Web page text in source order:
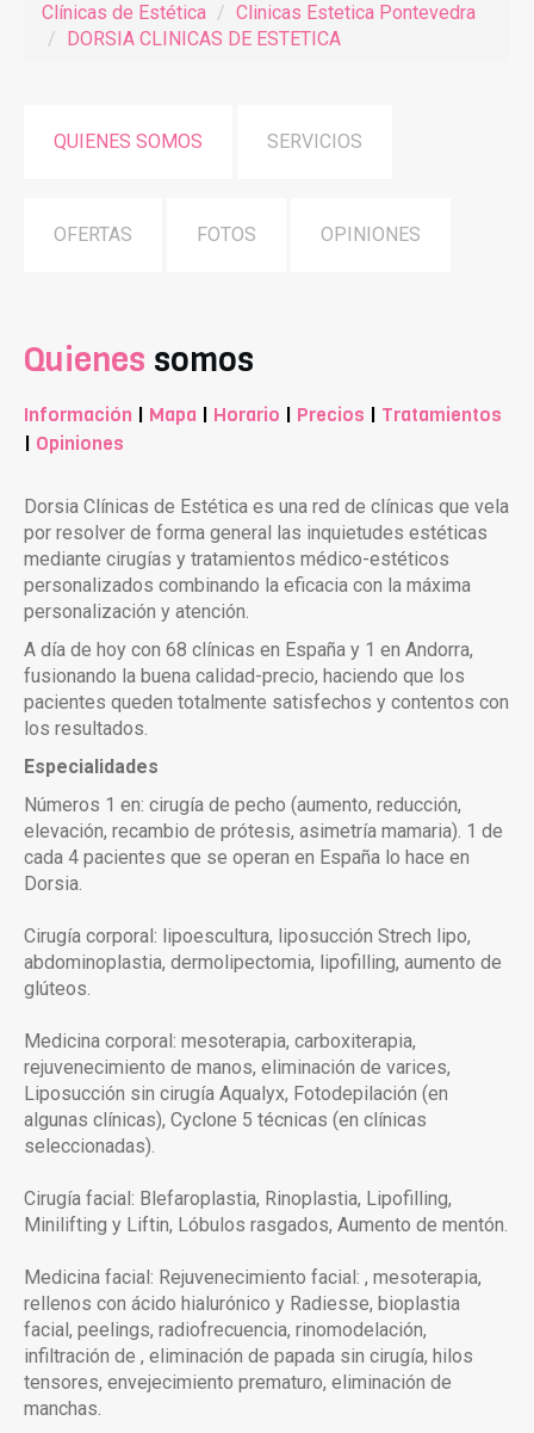
Clínicas de Estética
Clinicas Estetica Pontevedra
DORSIA CLINICAS DE ESTETICA
QUIENES SOMOS SERVICIOS
OFERTAS FOTOS OPINIONES
Quienes somos
Información | Mapa | Horario | Precios | Tratamientos
| Opiniones
Dorsia Clínicas de Estética es una red de clínicas que vela
por resolver de forma general las inquietudes estéticas
mediante cirugías y tratamientos médico-estéticos
personalizados combinando la eficacia con la máxima
personalización y atención.
A día de hoy con 68 clínicas en España y 1 en Andorra,
fusionando la buena calidad-precio, haciendo que los
pacientes queden totalmente satisfechos y contentos con
los resultados.
Especialidades
Números 1 en: cirugía de pecho (aumento, reducción,
elevación, recambio de prótesis, asimetría mamaria). 1 de
cada 4 pacientes que se operan en España lo hace en
Dorsia.
Cirugía corporal: lipoescultura, liposucción Strech lipo,
abdominoplastia, dermolipectomia, lipofilling, aumento de
glúteos.
Medicina corporal: mesoterapia, carboxiterapia,
rejuvenecimiento de manos, eliminación de varices,
Liposucción sin cirugía Aqualyx, Fotodepilación (en
algunas clínicas), Cyclone 5 técnicas (en clínicas
seleccionadas).
Cirugía facial: Blefaroplastia, Rinoplastia, Lipofilling,
Minilifting y Liftin, Lóbulos rasgados, Aumento de mentón.
Medicina facial: Rejuvenecimiento facial: , mesoterapia,
rellenos con ácido hialurónico y Radiesse, bioplastia
facial, peelings, radiofrecuencia, rinomodelación,
infiltración de , eliminación de papada sin cirugía, hilos
tensores, envejecimiento prematuro, eliminación de
manchas.